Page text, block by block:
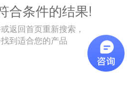
合条件的结果!
返回首页重新搜索，
到适合您的产品